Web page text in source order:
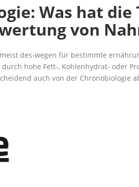
Was hat
von
des-wegen für bestimmte
durch hohe Fett-, Kohlenhydrat- oder
auch von der Chronobiologie